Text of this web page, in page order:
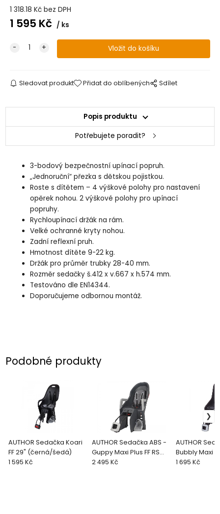
1 318.18 Kč bez DPH
1 595 Kč ks
Sledovat produkt Přidat do oblíbených Sdílet
Popis produktu
Potřebujete poradit?
3-bodový bezpečnostní upínací popruh.
„Jednoruční“ přezka s dětskou pojistkou.
Roste s dítětem – 4 výškové polohy pro nastavení
opěrek nohou. 2 výškové polohy pro upínací
popruhy.
Rychloupínací držák na rám.
Velké ochranné kryty nohou.
Zadní reflexní pruh.
Hmotnost dítěte 9-22 kg.
Držák pro průměr trubky 28-40 mm.
Rozměr sedačky š.412 x v.667 x h.574 mm.
Testováno dle EN14344.
Doporučujeme odbornou montáž.
Podobné produkty
AUTHOR Sedačka Koari
FF 29" (černá/šedá)
1 595 Kč
AUTHOR Sedačka ABS -
Guppy Maxi Plus FF RS
(šedá/stříbrná)
2 495 Kč
AUTHOR
Bubbly Maxi
29"/700c
1 695 Kč